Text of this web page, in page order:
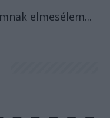
elmesélem...